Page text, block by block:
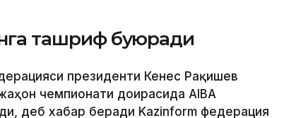
ташриф буюради
президенти Кенес Рақишев
чемпионати доирасида AIBA
деб хабар беради Kazinform федерация